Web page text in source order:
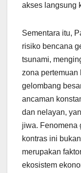
akses langsung
Sementara itu,
risiko bencana
tsunami,
zona pertemuan
gelombang
ancaman
dan nelayan,
jiwa. Fenomena
kontras ini
merupakan
ekosistem